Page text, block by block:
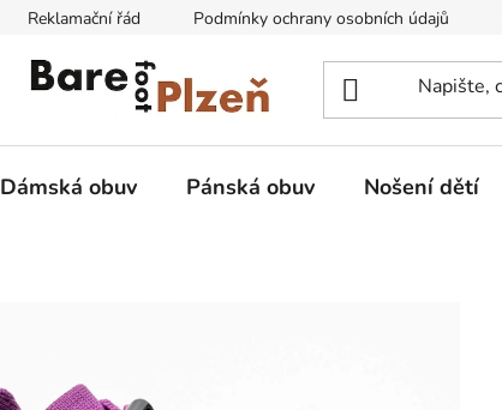
Reklamační řád Podmínky ochrany osobních údajů
Dámská obuv Pánská obuv Nošení dětí